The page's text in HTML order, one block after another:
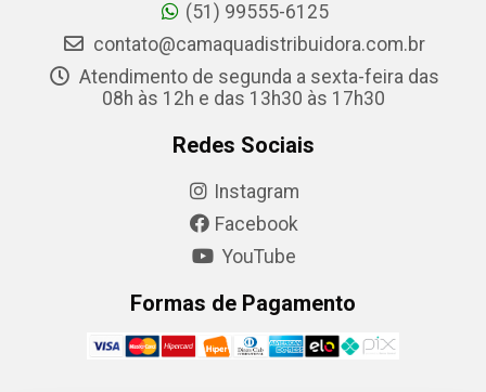
(51) 99555-6125
contato@camaquadistribuidora.com.br
Atendimento de segunda a sexta-feira das
08h às 12h e das 13h30 às 17h30
Redes Sociais
Instagram
Facebook
YouTube
Formas de Pagamento